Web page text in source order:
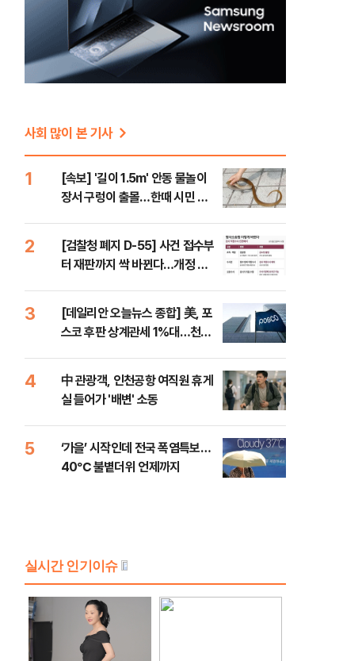
사회 많이 본 기사
1
[속보] '길이 1.5m' 안동 물놀이
장서 구렁이 출몰…한때 시민 대
2
[검찰청 폐지 D-55] 사건 접수부
터 재판까지 싹 바뀐다…개정 형
3
[데일리안 오늘뉴스 종합] 美, 포
스코 후판 상계관세 1%대…천하
'입소'
4
中 관광객, 인천공항 여직원 휴게
실 들어가 '배변' 소동
5
‘가을’ 시작인데 전국 폭염특보…
40℃ 불볕더위 언제까지